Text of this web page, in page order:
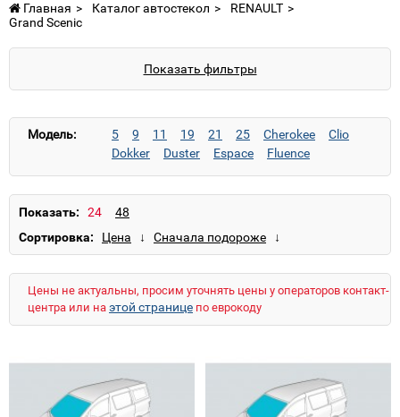
Главная Каталог автостекол
RENAULT
Grand Scenic
Показать фильтры
Модель: 5 9 11 19 21 25 Cherokee
Clio
Dokker
Duster Espace
Fluence
Laguna 2
Magnum/AE
Manager/Maxter/G
Sandero 2
Sandero Stepway
Sandero Stepway 2
Scenic Symbol
Trafic
Показать:
Сортировка:
Цены не актуальны, просим уточнять цены у операторов контакт-
центра или на этой странице по еврокоду